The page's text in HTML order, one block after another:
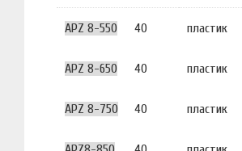
APZ 8-550 40 пластик
APZ 8-650 40 пластик
APZ 8-750 40 пластик